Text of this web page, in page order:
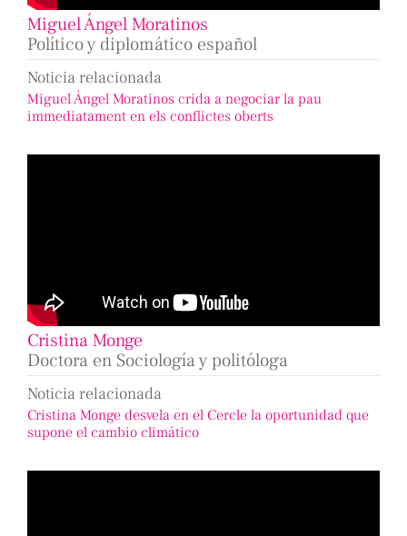
Miguel Ángel Moratinos
Político y diplomático español
Noticia relacionada
Miguel Ángel Moratinos crida a negociar la pau
immediatament en els conflictes oberts
Cristina Monge
Doctora en Sociología y politóloga
Noticia relacionada
Cristina Monge desvela en el Cercle la oportunidad que
supone el cambio climático